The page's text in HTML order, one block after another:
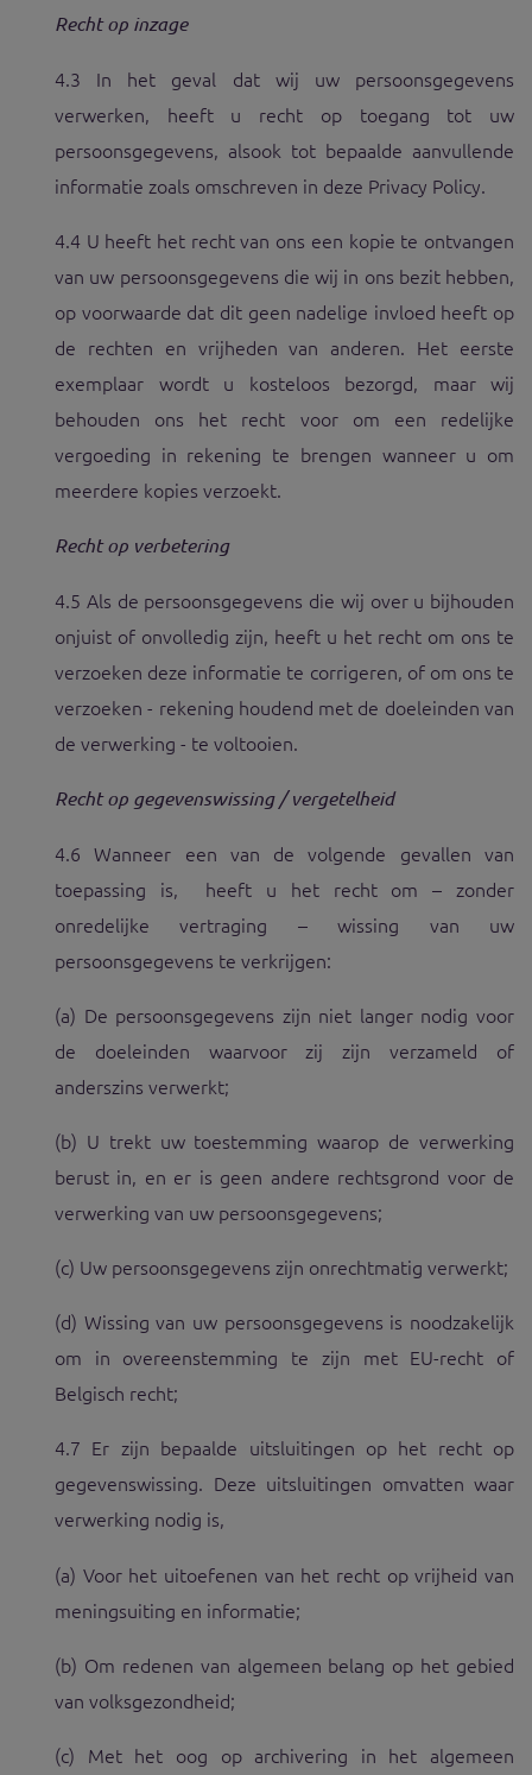
Recht op inzage
4.3 In het geval dat wij uw persoonsgegevens
verwerken, heeft u recht op toegang tot uw
persoonsgegevens, alsook tot bepaalde aanvullende
informatie zoals omschreven in deze Privacy Policy.
4.4 U heeft het recht van ons een kopie te ontvangen
van uw persoonsgegevens die wij in ons bezit hebben,
op voorwaarde dat dit geen nadelige invloed heeft op
de rechten en vrijheden van anderen. Het eerste
exemplaar wordt u kosteloos bezorgd, maar wij
behouden ons het recht voor om een redelijke
vergoeding in rekening te brengen wanneer u om
meerdere kopies verzoekt.
Recht op verbetering
4.5 Als de persoonsgegevens die wij over u bijhouden
onjuist of onvolledig zijn, heeft u het recht om ons te
verzoeken deze informatie te corrigeren, of om ons te
verzoeken - rekening houdend met de doeleinden van
de verwerking - te voltooien.
Recht op gegevenswissing / vergetelheid
4.6 Wanneer een van de volgende gevallen van
toepassing is, heeft u het recht om – zonder
onredelijke vertraging – wissing van uw
persoonsgegevens te verkrijgen:
(a) De persoonsgegevens zijn niet langer nodig voor
de doeleinden waarvoor zij zijn verzameld of
anderszins verwerkt;
(b) U trekt uw toestemming waarop de verwerking
berust in, en er is geen andere rechtsgrond voor de
verwerking van uw persoonsgegevens;
(c) Uw persoonsgegevens zijn onrechtmatig verwerkt;
(d) Wissing van uw persoonsgegevens is noodzakelijk
om in overeenstemming te zijn met EU-recht of
Belgisch recht;
4.7 Er zijn bepaalde uitsluitingen op het recht op
gegevenswissing. Deze uitsluitingen omvatten waar
verwerking nodig is,
(a) Voor het uitoefenen van het recht op vrijheid van
meningsuiting en informatie;
(b) Om redenen van algemeen belang op het gebied
van volksgezondheid;
(c) Met het oog op archivering in het algemeen